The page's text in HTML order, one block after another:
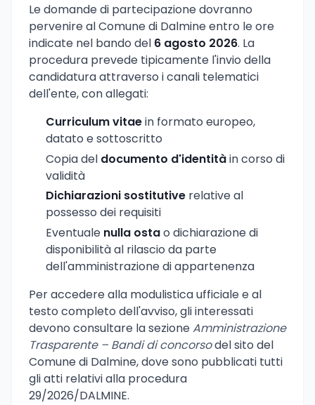
Le domande di partecipazione dovranno
pervenire al Comune di Dalmine entro le ore
indicate nel bando del 6 agosto 2026. La
procedura prevede tipicamente l'invio della
candidatura attraverso i canali telematici
dell'ente, con allegati:
Curriculum vitaein formato europeo,
datato e sottoscritto
Copia del documento d'identitàin corso di
validità
Dichiarazioni sostitutive relative al
possesso dei requisiti
Eventuale nulla ostao dichiarazione di
disponibilità al rilascio da parte
dell'amministrazione di appartenenza
Per accedere alla modulistica ufficiale e al
testo completo dell'avviso, gli interessati
devono consultare la sezioneAmministrazione
Trasparente – Bandi di concorsodel sito del
Comune di Dalmine, dove sono pubblicati tutti
gli atti relativi alla procedura
29/2026/DALMINE.